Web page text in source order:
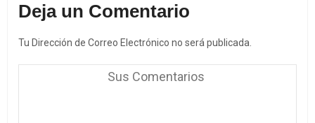
Deja un Comentario
Tu Dirección de Correo Electrónico no será publicada.